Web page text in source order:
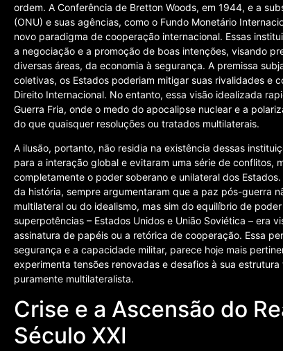
ordem. A Conferência de Bretton Woods, em 1944, e a
(ONU) e suas agências, como o Fundo Monetário
novo paradigma de cooperação internacional. Essas
a negociação e a promoção de boas intenções, visando
diversas áreas, da economia à segurança. A premissa
coletivas, os Estados poderiam mitigar suas rivalidades e
Direito Internacional. No entanto, essa visão idealizada
Guerra Fria, onde o medo do apocalipse nuclear e a
do que quaisquer resoluções ou tratados multilaterais.
A ilusão, portanto, não residia na existência dessas
para a interação global e evitaram uma série de conflitos,
completamente o poder soberano e unilateral dos
da história, sempre argumentaram que a paz pós-guerra
multilateral ou do idealismo, mas sim do equilíbrio de
superpotências – Estados Unidos e União Soviética – era
assinatura de papéis ou a retórica de cooperação. Essa
segurança e a capacidade militar, parece hoje mais
experimenta tensões renovadas e desafios à sua
puramente multilateralista.
Crise e a Ascensão do
Século XXI